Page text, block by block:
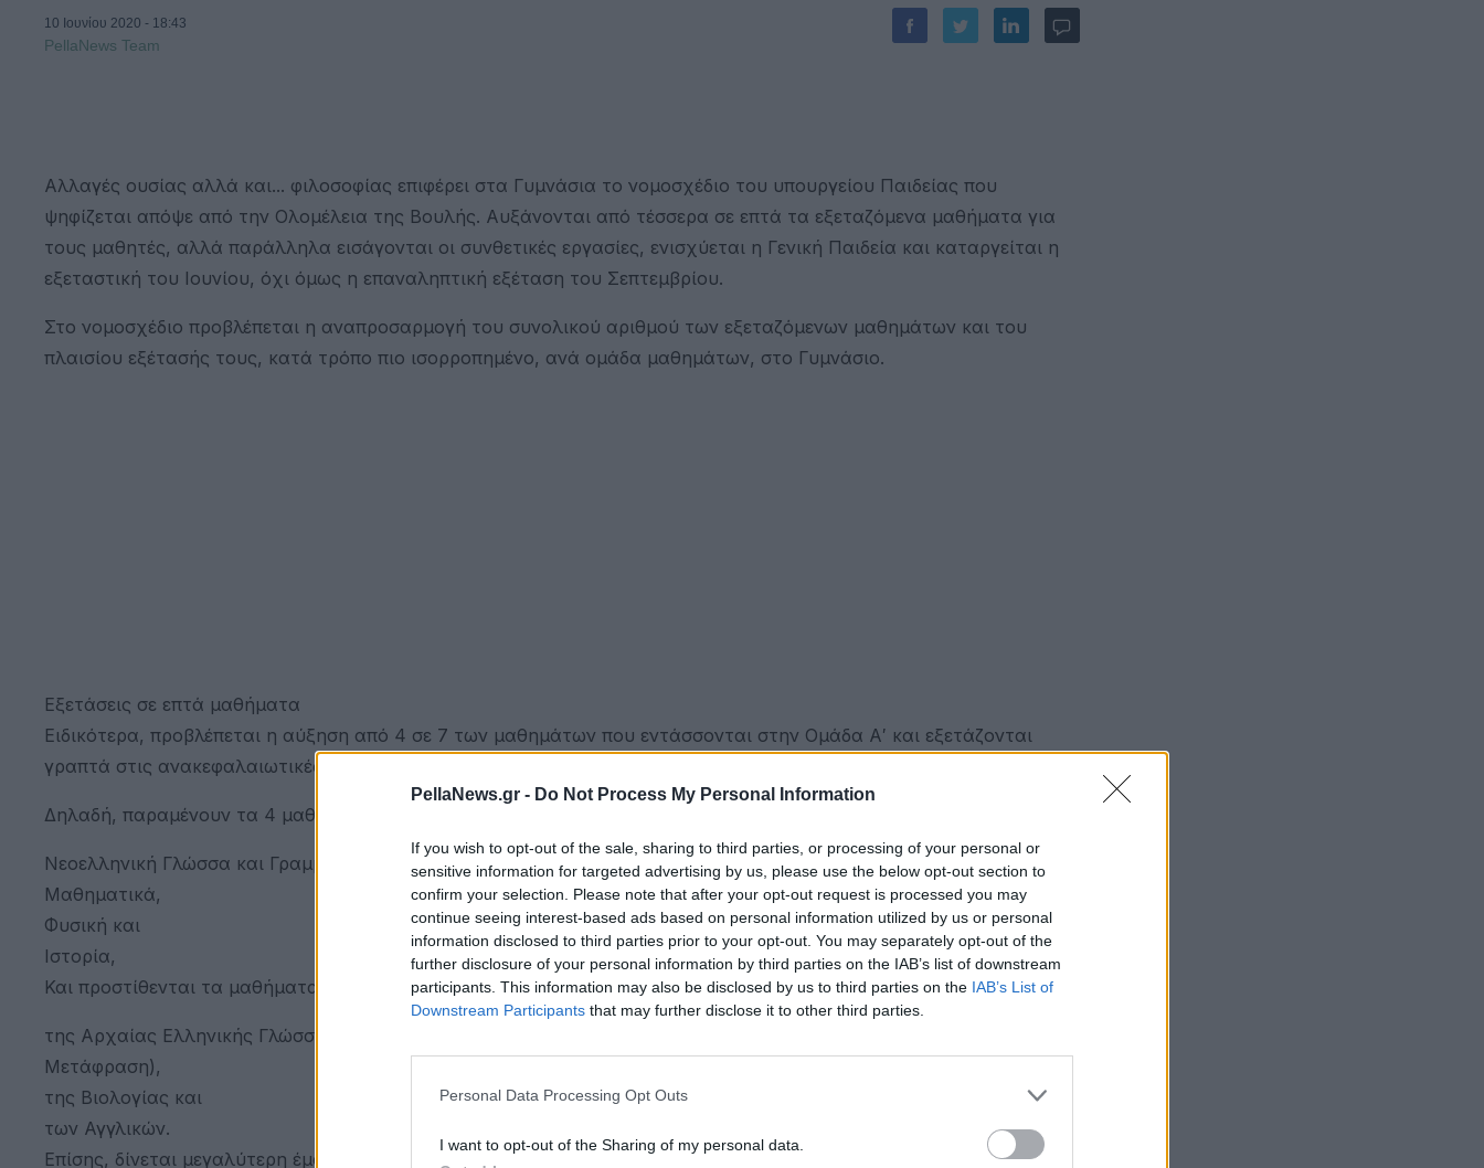
PellaNews.gr - Do Not Process My Personal Information
If you wish to opt-out of the sale, sharing to third parties, or processing of your personal or
sensitive information for targeted advertising by us, please use the below opt-out section to
confirm your selection. Please note that after your opt-out request is processed you may
continue seeing interest-based ads based on personal information utilized by us or personal
information disclosed to third parties prior to your opt-out. You may separately opt-out of the
further disclosure of your personal information by third parties on the IAB’s list of downstream
participants. This information may also be disclosed by us to third parties on the IAB’s List of
Downstream Participants that may further disclose it to other third parties.
Personal Data Processing Opt Outs
I want to opt-out of the Sharing of my personal data.
10 Ιουνίου 2020 - 18:43
PellaNews Team
Αλλαγές ουσίας αλλά και... φιλοσοφίας επιφέρει στα Γυμνάσια το νομοσχέδιο του υπουργείου Παιδείας που
ψηφίζεται απόψε από την Ολομέλεια της Βουλής. Αυξάνονται από τέσσερα σε επτά τα εξεταζόμενα μαθήματα για
τους μαθητές, αλλά παράλληλα εισάγονται οι συνθετικές εργασίες, ενισχύεται η Γενική Παιδεία και καταργείται η
εξεταστική του Ιουνίου, όχι όμως η επαναληπτική εξέταση του Σεπτεμβρίου.
Στο νομοσχέδιο προβλέπεται η αναπροσαρμογή του συνολικού αριθμού των εξεταζόμενων μαθημάτων και του
πλαισίου εξέτασής τους, κατά τρόπο πιο ισορροπημένο, ανά ομάδα μαθημάτων, στο Γυμνάσιο.
Εξετάσεις σε επτά μαθήματα
Ειδικότερα, προβλέπεται η αύξηση από 4 σε 7 των μαθημάτων που εντάσσονται στην Ομάδα Α′ και εξετάζονται
γραπτά στις ανακεφαλαιωτικές προαγωγικές και απολυτήριες εξετάσεις κάθε τάξης.
Δηλαδή, παραμένουν τα 4 μαθήματα που ήδη εξετάζονται γραπτά και είναι:
Νεοελληνική Γλώσσα και Γραμματεία (Γλωσσική Διδασκαλία και Νεοελληνική Λογοτεχνία),
Μαθηματικά,
Φυσική και
Ιστορία,
Και προστίθενται τα μαθήματα:
της Αρχαίας Ελληνικής Γλώσσας και Γραμματείας (Αρχαία Ελληνική Γλώσσα, Αρχαία Ελληνικά Κείμενα από
Μετάφραση),
της Βιολογίας και
των Αγγλικών.
Επίσης, δίνεται μεγαλύτερη έμφαση στο μάθημα της Πληροφορικής, το οποίο κατατάσσεται πλέον από την Ομάδα Γ′